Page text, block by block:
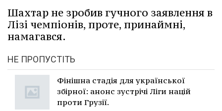
Шахтар не зробив гучного заявлення в
Лізі чемпіонів, проте, принаймні,
намагався.
НЕ ПРОПУСТІТЬ
Фінішна стадія для української
збірної: анонс зустрічі Ліги націй
проти Грузії.